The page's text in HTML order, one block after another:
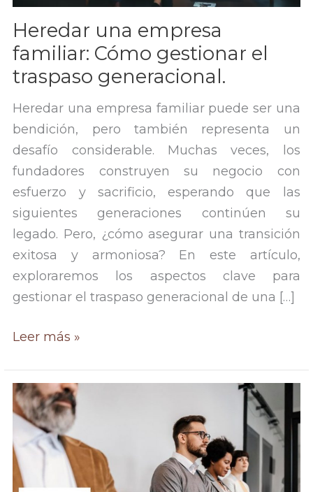
Heredar una empresa
familiar: Cómo gestionar el
traspaso generacional.
Heredar una empresa familiar puede ser una
bendición, pero también representa un
desafío considerable. Muchas veces, los
fundadores construyen su negocio con
esfuerzo y sacrificio, esperando que las
siguientes generaciones continúen su
legado. Pero, ¿cómo asegurar una transición
exitosa y armoniosa? En este artículo,
exploraremos los aspectos clave para
gestionar el traspaso generacional de una […]
Heredar
familiar:
Cómo
gestionar
el
traspaso
Leer más »